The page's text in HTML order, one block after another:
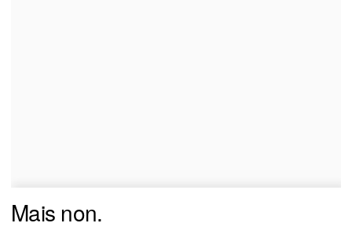
Mais non.